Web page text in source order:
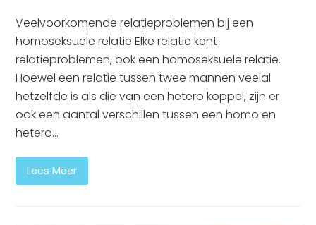
Veelvoorkomende relatieproblemen bij een
homoseksuele relatie Elke relatie kent
relatieproblemen, ook een homoseksuele relatie.
Hoewel een relatie tussen twee mannen veelal
hetzelfde is als die van een hetero koppel, zijn er
ook een aantal verschillen tussen een homo en
hetero…
Lees Meer